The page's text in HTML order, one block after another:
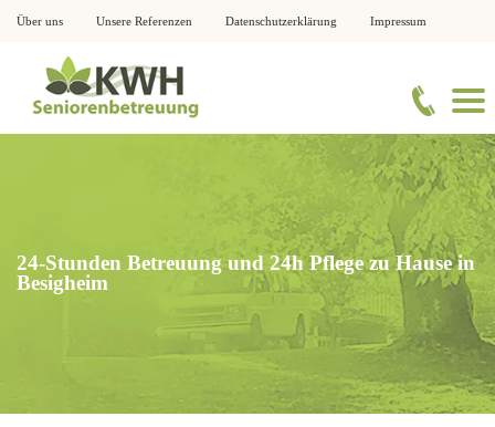
Über uns Unsere Referenzen Datenschutzerklärung Impressum
24-Stunden Betreuung und 24h Pflege zu Hause in
Besigheim